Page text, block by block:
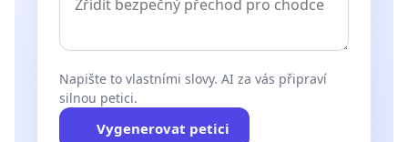
Napište to vlastními slovy. AI za vás připraví
silnou petici.
Vygenerovat petici